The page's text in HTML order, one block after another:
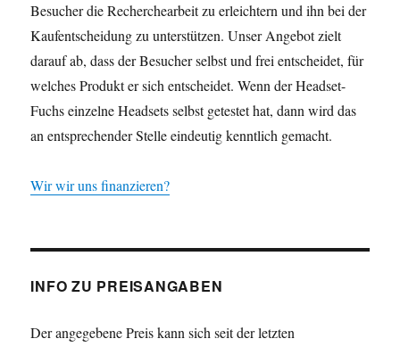
Besucher die Recherchearbeit zu erleichtern und ihn bei der
Kaufentscheidung zu unterstützen. Unser Angebot zielt
darauf ab, dass der Besucher selbst und frei entscheidet, für
welches Produkt er sich entscheidet. Wenn der Headset-
Fuchs einzelne Headsets selbst getestet hat, dann wird das
an entsprechender Stelle eindeutig kenntlich gemacht.
Wir wir uns finanzieren?
INFO ZU PREISANGABEN
Der angegebene Preis kann sich seit der letzten